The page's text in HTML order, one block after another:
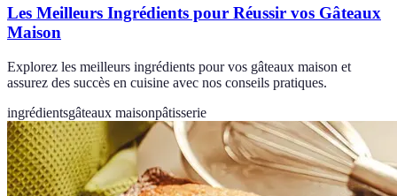
Les Meilleurs Ingrédients pour Réussir vos Gâteaux
Maison
Explorez les meilleurs ingrédients pour vos gâteaux maison et
assurez des succès en cuisine avec nos conseils pratiques.
ingrédientsgâteaux maisonpâtisserie